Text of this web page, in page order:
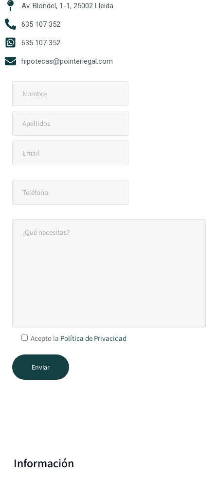
Av. Blondel, 1-1, 25002 Lleida
635 107 352
635 107 352
hipotecas@pointerlegal.com
Acepto la Política de Privacidad
Información